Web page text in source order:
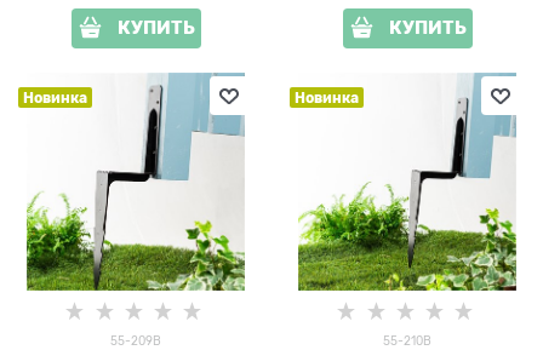
КУПИТЬ КУПИТЬ
Новинка
55-209B
Новинка
55-210B